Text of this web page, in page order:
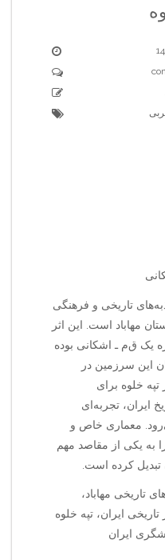
تاریخی و فرهنگی
مهاباد است. این اثر
یک ق‌م‌ ـ اشکانی بوده
این سرزمین در
خلوه برای
ایران، تجربه‌ای
معماری خاص و
به یکی از مقاصد مهم
کرده است.
تاریخی مهاباد،
ایران، تپه خلوه
ایران